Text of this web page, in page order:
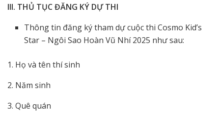
III. THỦ TỤC ĐĂNG KÝ DỰ THI
Thông tin đăng ký tham dự cuộc thi Cosmo Kid’s
Star – Ngôi Sao Hoàn Vũ Nhí 2025 như sau:
1. Họ và tên thí sinh
2. Năm sinh
3. Quê quán